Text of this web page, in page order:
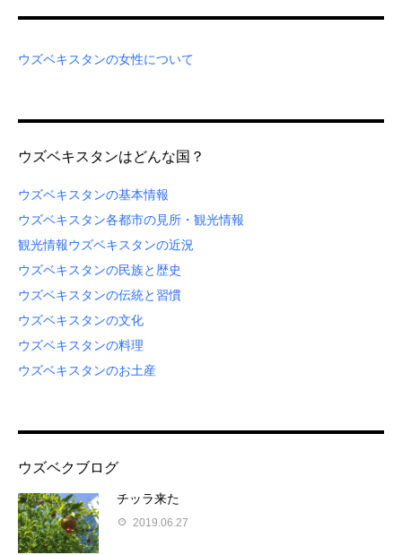
ウズベキスタンの女性について
ウズベキスタンはどんな国？
ウズベキスタンの基本情報
ウズベキスタン各都市の見所・観光情報
観光情報ウズベキスタンの近況
ウズベキスタンの民族と歴史
ウズベキスタンの伝統と習慣
ウズベキスタンの文化
ウズベキスタンの料理
ウズベキスタンのお土産
ウズベクブログ
チッラ来た
2019.06.27